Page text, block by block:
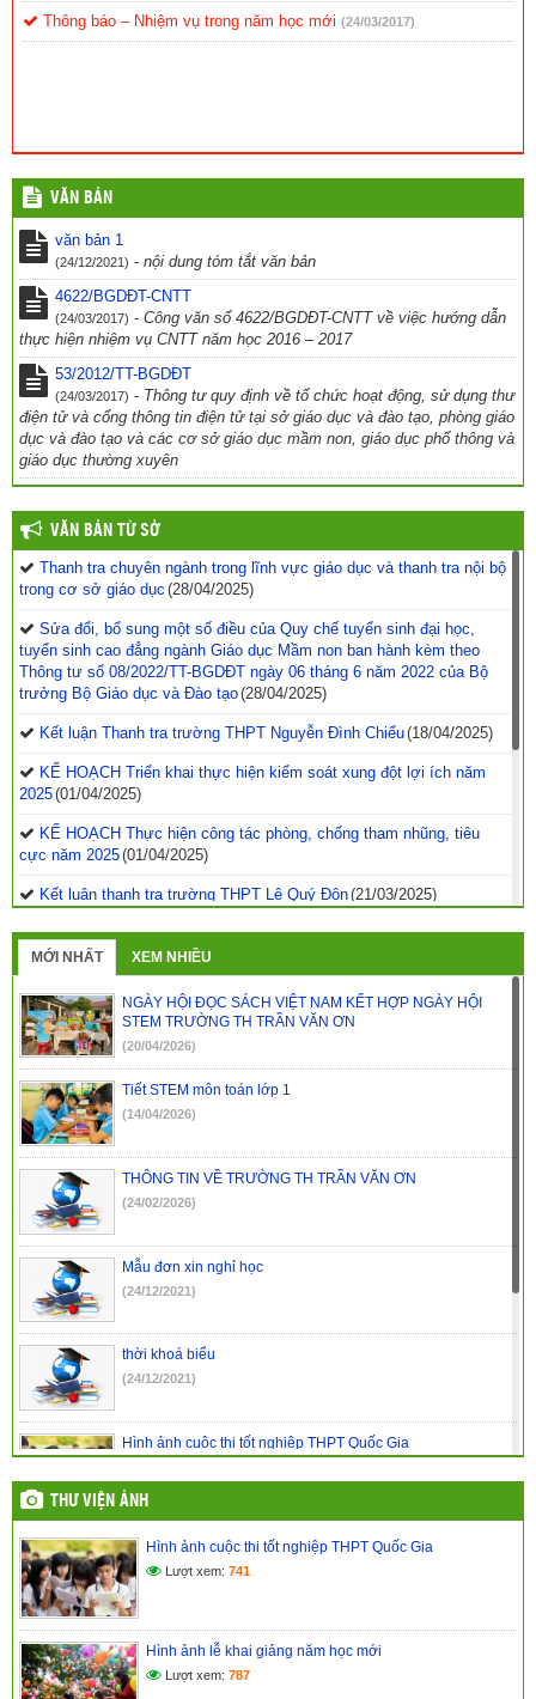
Thông báo – Nhiệm vụ trong năm học mới (24/03/2017)
VĂN BẢN
văn bản 1
(24/12/2021) - nội dung tóm tắt văn bản
4622/BGDĐT-CNTT
(24/03/2017) - Công văn số 4622/BGDĐT-CNTT về việc hướng dẫn
thực hiện nhiệm vụ CNTT năm học 2016 – 2017
53/2012/TT-BGDĐT
(24/03/2017) - Thông tư quy định về tổ chức hoạt động, sử dụng thư
điện tử và cổng thông tin điện tử tại sở giáo dục và đào tạo, phòng giáo
dục và đào tạo và các cơ sở giáo dục mầm non, giáo dục phổ thông và
giáo dục thường xuyên
VĂN BẢN TỪ SỞ
Thanh tra chuyên ngành trong lĩnh vực giáo dục và thanh tra nội bộ
trong cơ sở giáo dục (28/04/2025)
Sửa đổi, bổ sung một số điều của Quy chế tuyển sinh đại học,
tuyển sinh cao đẳng ngành Giáo dục Mầm non ban hành kèm theo
Thông tư số 08/2022/TT-BGDĐT ngày 06 tháng 6 năm 2022 của Bộ
trưởng Bộ Giáo dục và Đào tạo(28/04/2025)
Kết luận Thanh tra trường THPT Nguyễn Đình Chiểu(18/04/2025)
KẾ HOẠCH Triển khai thực hiện kiểm soát xung đột lợi ích năm
2025(01/04/2025)
KẾ HOẠCH Thực hiện công tác phòng, chống tham nhũng, tiêu
cực năm 2025(01/04/2025)
Kết luận thanh tra trường THPT Lê Quý Đôn(21/03/2025)
Quyết định phê duyệt kế hoạch thanh tra kiểm tra năm
2025(21/03/2025)
Kết luận thanh tra về việc thanh tra công tác coi thi Kỳ thi tốt
nghiệp THPT năm 2024 tỉnh Đắk Nông (29/07/2024)
Kết luận thanh tra trường PTDTNT THCS&THPT huyện Krông
Nô(29/07/2024)
Kết luận thanh tra trường PTDTNT THCS và THPT huyện Đắk
R’lấp(29/07/2024)
MỚI NHẤT XEM NHIỀU
NGÀY HỘI ĐỌC SÁCH VIỆT NAM KẾT HỢP NGÀY HỘI
STEM TRƯỜNG TH TRẦN VĂN ƠN
(20/04/2026)
Tiết STEM môn toán lớp 1
(14/04/2026)
THÔNG TIN VỀ TRƯỜNG TH TRẦN VĂN ƠN
(24/02/2026)
Mẫu đơn xin nghỉ học
(24/12/2021)
thời khoá biểu
(24/12/2021)
Hình ảnh cuộc thi tốt nghiệp THPT Quốc Gia
(24/03/2017)
Kế hoạch đổi mới giáo dục nâng cao chất lượng dạy và học
(24/03/2017)
THƯ VIỆN ẢNH
Hình ảnh cuộc thi tốt nghiệp THPT Quốc Gia
Lượt xem: 741
Hình ảnh lễ khai giảng năm học mới
Lượt xem: 787